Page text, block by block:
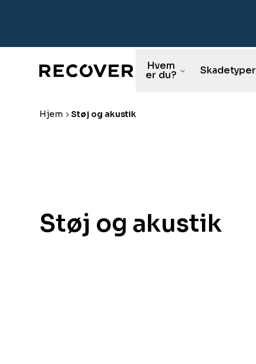
Hvem
er du? Skadetyper
Hjem Støj og akustik
Støj og akustik ​‍​‍​‍ ​​‍​‍‌‍‍​‌ ​‍‌‍‌‌‌‍‌‍​‍​‍​ ‍‍​‍​‍​‍ ‌ ​ ‌ ‌​‌ ‌‌‌‍‌​‌‍‍‌‌‍ ​‍ ‌‍‍‌‌‍ ‍‌ ‌​‌‍‌‌‌‍ ‍‌ ‌​​‍ ‌‍‌‌‌‍‌​‌‍‍‌‌ ‌​​‍ ‌‍ ‌‌‍ ‌‍‌​‌‍‌‌​ ‌‌ ​​‌ ​‍‌‍‌‌‌ ​ ‌‍‌‌‌‍ ‍‌ ‌​‌‍​‌‌ ‌​‌‍‍‌‌‍ ‌‍ ‍​ ‍ ‌‍‍‌‌‍‌​​ ‌​ ​ ​ ​​​ ‌ ‌‍​‍‌‍‌‌‌‍‌‍​ ‌​​ ‍‌​‍ ‌‌‍‌‍​ ‍‌‌‍​‌​ ​ ​‍ ‌​ ‌​‌‍​‍​ ‌‍​ ‍​​‍ ‌​ ‍‌​ ‍​‌‍​‌‌‍‌​​‍ ‌​ ‍​​ ‌​​ ‌ ​ ​‌​ ​ ‌‍​‌‌‍‌‍​ ‌​‌‍​‍​ ​‌​ ​‌​ ‌‌​ ‍ ‌ ‌​‌ ‍‌‌ ​​‌‍‌‌​ ‌‌ ​ ‌‍‍‌‌ ‌​‌‍‌‌‌‌​​‌‍​‌‌‍‌ ‌‍‌‌​ ‍ ‌ ​​‌‍​‌‌ ‌​‌‍‍​​ ‌‌ ​​‌‍​‌‌‍‌ ‌‍‌‌‌​​‍‌ ‌‌‌‍‍‌‌‍ ​‌‍‌​‌‍‌‌‌ ​‍​‍‌‌​ ‌‌‌​​‍‌‌ ‌‍‍ ‌‍‌‌‌ ‍‌​‍‌‌​ ​ ‌​‌​​‍‌‌​ ​ ‌​‌​​‍‌‌​ ​‍​ ​‍​ ‌‌‌‍​ ​ ​ ‌‍‌‍‌‍​‍‌‍‌​‌‍‌‌‌‍​‍‌‍‌‌​ ​‍​ ​​‌‍​ ​‍‌‌​ ​‍​ ​‍​‍‌‌​ ‌‌‌​‌​​‍ ‍‌‍‍​‌‍‌‌‌‍​‌‌‍‌​‌‍‍‌‌‍ ‍‌‍‌ ​ ‌‍​‍‌‍​‌‌ ​ ‌‍‌‌‌‌‌‌‌ ​‍‌‍ ​​ ‌​‍‌‌​ ​‍‌​‌‍‌ ​ ‌ ‌​‌ ‌‌‌‍‌​‌‍‍‌‌‍ ​‍‌‍‌‍‍‌‌‍‌​​ ‌​ ​ ​ ​​​ ‌ ‌‍​‍‌‍‌‌‌‍‌‍​ ‌​​ ‍‌​‍ ‌‌‍‌‍​ ‍‌‌‍​‌​ ​ ​‍ ‌​ ‌​‌‍​‍​ ‌‍​ ‍​​‍ ‌​ ‍‌​ ‍​‌‍​‌‌‍‌​​‍ ‌​ ‍​​ ‌​​ ‌ ​ ​‌​ ​ ‌‍​‌‌‍‌‍​ ‌​‌‍​‍​ ​‌​ ​‌​ ‌‌​‍‌‍‌ ‌​‌ ‍‌‌ ​​‌‍‌‌​ ‌‌ ​ ‌‍‍‌‌ ‌​‌‍‌‌‌‌​​‌‍​‌‌‍‌ ‌‍‌‌​‍‌‍‌ ​​‌‍​‌‌ ‌​‌‍‍​​ ‌‌ ​​‌‍​‌‌‍‌ ‌‍‌‌‌​​‍‌ ‌‌‌‍‍‌‌‍ ​‌‍‌​‌‍‌‌‌ ​‍​‍‌‌​ ‌‌‌​​‍‌‌ ‌‍‍ ‌‍‌‌‌ ‍‌​‍‌‌​ ​ ‌​‌​​‍‌‌​ ​ ‌​‌​​‍‌‌​ ​‍​ ​‍​ ‌‌‌‍​ ​ ​ ‌‍‌‍‌‍​‍‌‍‌​‌‍‌‌‌‍​‍‌‍‌‌​ ​‍​ ​​‌‍​ ​‍‌‌​ ​‍​ ​‍​‍‌‌​ ‌‌‌​‌​​‍ ‍‌‍‍​‌‍‌‌‌‍​‌‌‍‌​‌‍‍‌‌‍ ‍‌‍‌ ​‍​‍‌ ‌​​​​‌ ‍ ​‍​‍‌‍ ‌ ​‍‌‍‍‌‌‍‌ ‌‍‍‌‌‍ ‍​‍​‍​ ‍‍​‍​‍‌ ​ ‌‍​‌‌‍ ‍‌‍‍‌‌ ‌​‌ ‍‌​‍ ‍‌‍‍‌‌‍ ​‍​‍​‍ ​​‍​‍‌‍‍​‌ ​‍‌‍‌‌‌‍‌‍​‍​‍​ ‍‍​‍​‍​‍ ‌ ​ ‌ ‌​‌ ‌‌‌‍‌​‌‍‍‌‌‍ ​‍ ‌‍‍‌‌‍ ‍‌ ‌​‌‍‌‌‌‍ ‍‌ ‌​​‍ ‌‍‌‌‌‍‌​‌‍‍‌‌ ‌​​‍ ‌‍ ‌‌‍ ‌‍‌​‌‍‌‌​ ‌‌ ​​‌ ​‍‌‍‌‌‌ ​ ‌‍‌‌‌‍ ‍‌ ‌​‌‍​‌‌ ‌​‌‍‍‌‌‍ ‌‍ ‍​ ‍ ‌‍‍‌‌‍‌​​ ‌‌‍​‌‌‍​ ​ ​‌​ ‍​​ ‍​‌‍‌‌​ ‌​​ ‌‌​‍ ‌​ ‍‌‌‍​ ​ ‌ ‌‍​‍​‍ ‌​ ‌​​ ‌‌‌‍‌​​ ‌​​‍ ‌​ ‍‌‌‍‌‌​ ​‍​ ​ ​‍ ‌​ ​‌‌‍‌​‌‍‌‍​ ‌​​ ​‌​ ‌‌‌‍‌‍​ ‌ ​ ​‍​ ​​​ ‌‍‌‍​ ​ ‍ ‌ ‌​‌ ‍‌‌ ​​‌‍‌‌​ ‌‌ ​ ‌‍‍‌‌ ‌​‌‍‌‌‌‌​​‌‍​‌‌‍‌ ‌‍‌‌​ ‍ ‌ ​​‌‍​‌‌ ‌​‌‍‍​​ ‌‌ ​​‌‍​‌‌‍‌ ‌‍‌‌‌​​‍‌ ‌‌‌‍‍‌‌‍ ​‌‍‌​‌‍‌‌‌ ​‍​‍‌‌​ ‌‌‌​​‍‌‌ ‌‍‍ ‌‍‌‌‌ ‍‌​‍‌‌​ ​ ‌​‌​​‍‌‌​ ​ ‌​‌​​‍‌‌​ ​‍​ ​‍​ ‍​‌‍​‍‌‍‌‍​ ‌​​ ​‌‌‍‌​​ ‍​​ ‍​​ ‌ ​ ‌ ​ ‌​​ ‌‌​‍‌‌​ ​‍​ ​‍​‍‌‌​ ‌‌‌​‌​​‍ ‍‌ ‌​‌‍‍‌‌ ‌​‌‍ ​‌‍‌‌​ ‌‍​‍‌‍​‌‌ ​ ‌‍‌‌‌‌‌‌‌ ​‍‌‍ ​​ ‌​‍‌‌​ ​‍‌​‌‍‌ ​ ‌ ‌​‌ ‌‌‌‍‌​‌‍‍‌‌‍ ​‍‌‍‌‍‍‌‌‍‌​​ ‌‌‍​‌‌‍​ ​ ​‌​ ‍​​ ‍​‌‍‌‌​ ‌​​ ‌‌​‍ ‌​ ‍‌‌‍​ ​ ‌ ‌‍​‍​‍ ‌​ ‌​​ ‌‌‌‍‌​​ ‌​​‍ ‌​ ‍‌‌‍‌‌​ ​‍​ ​ ​‍ ‌​ ​‌‌‍‌​‌‍‌‍​ ‌​​ ​‌​ ‌‌‌‍‌‍​ ‌ ​ ​‍​ ​​​ ‌‍‌‍​ ​‍‌‍‌ ‌​‌ ‍‌‌ ​​‌‍‌‌​ ‌‌ ​ ‌‍‍‌‌ ‌​‌‍‌‌‌‌​​‌‍​‌‌‍‌ ‌‍‌‌​‍‌‍‌ ​​‌‍​‌‌ ‌​‌‍‍​​ ‌‌ ​​‌‍​‌‌‍‌ ‌‍‌‌‌​​‍‌ ‌‌‌‍‍‌‌‍ ​‌‍‌​‌‍‌‌‌ ​‍​‍‌‌​ ‌‌‌​​‍‌‌ ‌‍‍ ‌‍‌‌‌ ‍‌​‍‌‌​ ​ ‌​‌​​‍‌‌​ ​ ‌​‌​​‍‌‌​ ​‍​ ​‍​ ‍​‌‍​‍‌‍‌‍​ ‌​​ ​‌‌‍‌​​ ‍​​ ‍​​ ‌ ​ ‌ ​ ‌​​ ‌‌​‍‌‌​ ​‍​ ​‍​‍‌‌​ ‌‌‌​‌​​‍ ‍‌ ‌​‌‍‍‌‌ ‌​‌‍ ​‌‍‌‌​‍​‍‌ ‌